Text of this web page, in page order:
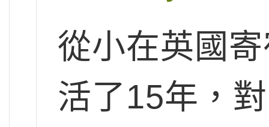
從小在英國
活了15年，